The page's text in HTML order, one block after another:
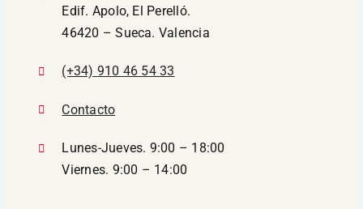
Edif. Apolo, El Perelló.
46420 – Sueca. Valencia
(+34) 910 46 54 33
Contacto
Lunes-Jueves. 9:00 – 18:00
Viernes. 9:00 – 14:00